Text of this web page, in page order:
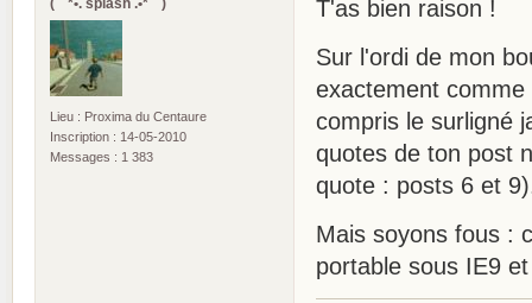
(¯`*•. splash .•*´¯)
Lieu : Proxima du Centaure
Inscription : 14-05-2010
Messages : 1 383
T'as bien raison !
Sur l'ordi de mon
exactement
compris le surligné
quotes de ton post
quote : posts 6 et
Mais soyons fous :
portable sous IE9